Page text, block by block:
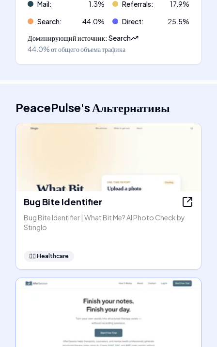
Mail: 1.3% Referrals: 17.9%
Search: 44.0% Direct: 25.5%
Доминирующий источник:Search
44.0%от общего объема трафика
PeacePulse'sАльтернативы
Bug Bite Identifier
Bug Bite Identifier | What Bit Me? AI Photo Check by
Stinglo
👩‍⚕️ Healthcare